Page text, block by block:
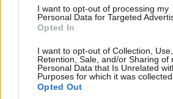
I want to opt-out of processing my
Personal Data for Targeted
Opted In
I want to opt-out of Collection, Use,
Retention, Sale, and/or Sharing of
Personal Data that Is Unrelated
Purposes for which it was collected.
Opted Out